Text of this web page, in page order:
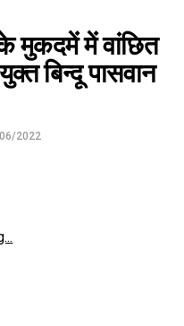
मुकदमें में वांछित
बिन्दू पासवान
2022